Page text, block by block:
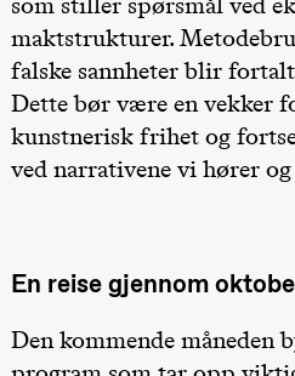
Søndag 27. september
19.00
Rosalind
Ornate
Saturation
Store scene
(Black Box
19.00
Lucy &
Lucky:
Kylén Collins
& Lærke
Grøntved
maktstrukturer.
falske sannheter blir
Dette bør være en vekker
kunstnerisk frihet og
ved narrativene vi hører og
En reise gjennom
Den kommende måneden